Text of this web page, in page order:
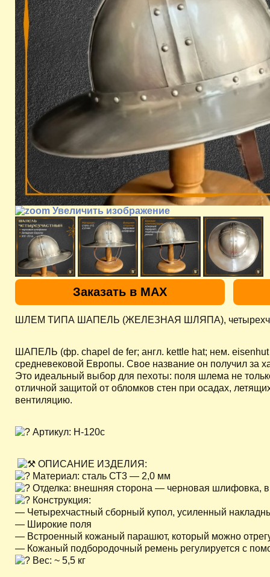
Увеличить изображение
Заказать в MAX
ШЛЕМ ТИПА ШАПЕЛЬ (ЖЕЛЕЗНАЯ ШЛЯПА),
ШАПЕЛЬ (фр. chapel de fer; англ. kettle hat; нем.
средневековой Европы. Свое название он получил
Это идеальный выбор для пехоты: поля шлема не
отличной защитой от обломков стен при осадах,
вентиляцию.
Артикул: H-120с
ОПИСАНИЕ ИЗДЕЛИЯ:
Материал: сталь СТ3 — 2,0 мм
Отделка: внешняя сторона — черновая шлифовка,
Конструкция:
— Четырехчастный сборный купол, усиленный
— Широкие поля
— Встроенный кожаный парашют, который можно
— Кожаный подбородочный ремень регулируется с
Вес: ~ 5,5 кг